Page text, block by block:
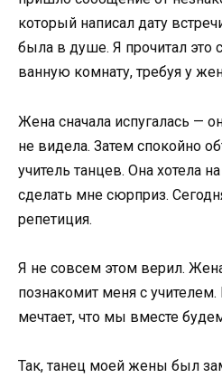
который написал дату
была в душе. Я прочитал это
ванную комнату, требуя у
Жена сначала испугалась —
не видела. Затем спокойно
учитель танцев. Она хотела
сделать мне сюрприз.
репетиция.
Я не совсем этом верил.
познакомит меня с учителем.
мечтает, что мы вместе
Так, танец моей жены был